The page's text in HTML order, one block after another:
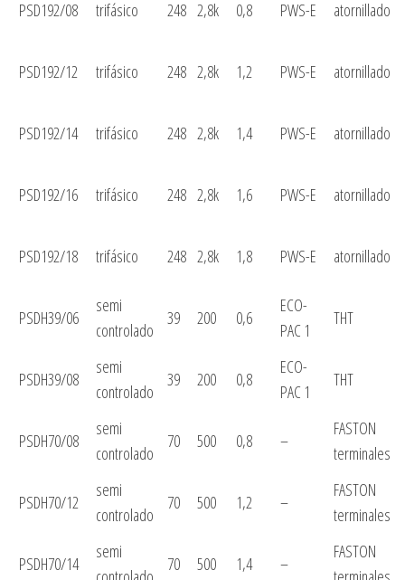
PSD192/08 trifásico 248 2,8k 0,8 PWS-E atornillado
PSD192/12 trifásico 248 2,8k 1,2 PWS-E atornillado
PSD192/14 trifásico 248 2,8k 1,4 PWS-E atornillado
PSD192/16 trifásico 248 2,8k 1,6 PWS-E atornillado
PSD192/18 trifásico 248 2,8k 1,8 PWS-E atornillado
PSDH39/06
semi
controlado
39 200 0,6
ECO-
PAC 1
THT
PSDH39/08
semi
controlado
39 200 0,8
ECO-
PAC 1
THT
PSDH70/08
semi
controlado
70 500 0,8 –
FASTON
terminales
PSDH70/12
semi
controlado
70 500 1,2 –
FASTON
terminales
PSDH70/14
semi
70 500 1,4 –
FASTON